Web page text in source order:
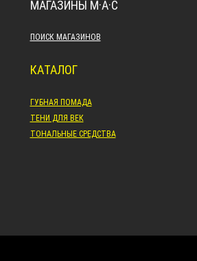
МАГАЗИНЫ M·A·C
ПОИСК МАГАЗИНОВ
КАТАЛОГ
ГУБНАЯ ПОМАДА
ТЕНИ ДЛЯ ВЕК
ТОНАЛЬНЫЕ СРЕДСТВА